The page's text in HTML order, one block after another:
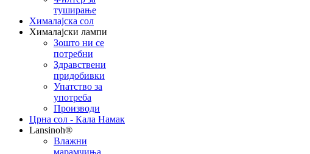
туширање
Хималајска сол
Хималајски лампи
Зошто ни се
потребни
Здравствени
придобивки
Упатство за
употреба
Производи
Црна сол - Кала Намак
Lansinoh®
Влажни
марамчиња